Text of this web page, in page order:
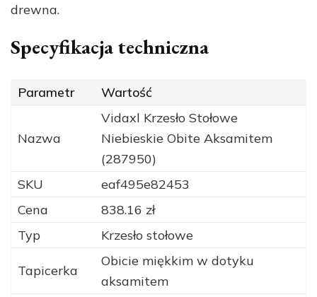
drewna.
Specyfikacja techniczna
Parametr Wartość
Nazwa
Vidaxl Krzesło Stołowe
Niebieskie Obite Aksamitem
(287950)
SKU
eaf495e82453
Cena
838.16 zł
Typ
Krzesło stołowe
Tapicerka
Obicie miękkim w dotyku
aksamitem